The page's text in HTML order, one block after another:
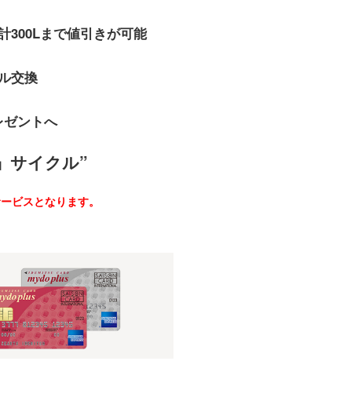
300Lまで値引きが可能
交換
ントへ
サイクル”
ビスとなります。